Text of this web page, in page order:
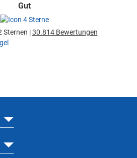
Gut
Sternen |30.814 Bewertungen